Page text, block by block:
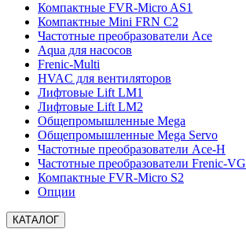
Компактные FVR-Micro AS1
Компактные Mini FRN C2
Частотные преобразователи Ace
Aqua для насосов
Frenic-Multi
HVAC для вентиляторов
Лифтовые Lift LM1
Лифтовые Lift LM2
Общепромышленные Mega
Общепромышленные Mega Servo
Частотные преобразователи Ace-H
Частотные преобразователи Frenic-VG
Компактные FVR-Micro S2
Опции
КАТАЛОГ